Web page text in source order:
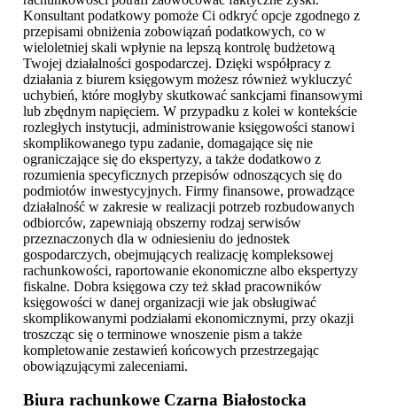
Konsultant podatkowy pomoże Ci odkryć opcje zgodnego z
przepisami obniżenia zobowiązań podatkowych, co w
wieloletniej skali wpłynie na lepszą kontrolę budżetową
Twojej działalności gospodarczej. Dzięki współpracy z
działania z biurem księgowym możesz również wykluczyć
uchybień, które mogłyby skutkować sankcjami finansowymi
lub zbędnym napięciem. W przypadku z kolei w kontekście
rozległych instytucji, administrowanie księgowości stanowi
skomplikowanego typu zadanie, domagające się nie
ograniczające się do ekspertyzy, a także dodatkowo z
rozumienia specyficznych przepisów odnoszących się do
podmiotów inwestycyjnych. Firmy finansowe, prowadzące
działalność w zakresie w realizacji potrzeb rozbudowanych
odbiorców, zapewniają obszerny rodzaj serwisów
przeznaczonych dla w odniesieniu do jednostek
gospodarczych, obejmujących realizację kompleksowej
rachunkowości, raportowanie ekonomiczne albo ekspertyzy
fiskalne. Dobra księgowa czy też skład pracowników
księgowości w danej organizacji wie jak obsługiwać
skomplikowanymi podziałami ekonomicznymi, przy okazji
troszcząc się o terminowe wnoszenie pism a także
kompletowanie zestawień końcowych przestrzegając
obowiązującymi zaleceniami.
Biura rachunkowe Czarna Białostocka